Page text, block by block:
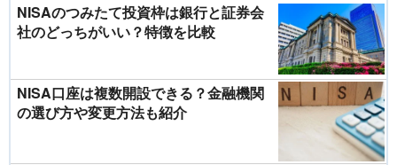
NISAのつみたて投資枠は銀行と証券会
社のどっちがいい？特徴を比較
NISA口座は複数開設できる？金融機関
の選び方や変更方法も紹介